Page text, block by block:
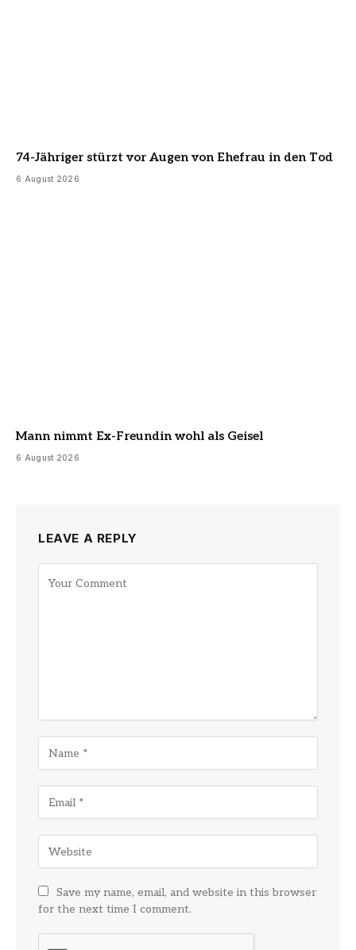
74-Jähriger stürzt vor Augen von Ehefrau in den Tod
6 August 2026
Mann nimmt Ex-Freundin wohl als Geisel
6 August 2026
LEAVE A REPLY
Save my name, email, and website in this browser
for the next time I comment.